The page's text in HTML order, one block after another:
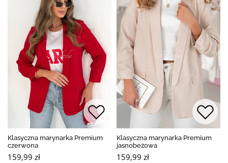
Klasyczna marynarka Premium
czerwona
159,99 zł
Klasyczna marynarka Premium
jasnobeżowa
159,99 zł